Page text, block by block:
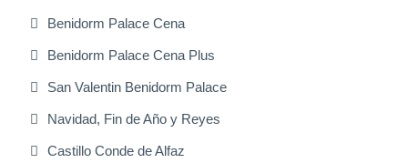
Benidorm Palace Cena
Benidorm Palace Cena Plus
San Valentin Benidorm Palace
Navidad, Fin de Año y Reyes
Castillo Conde de Alfaz